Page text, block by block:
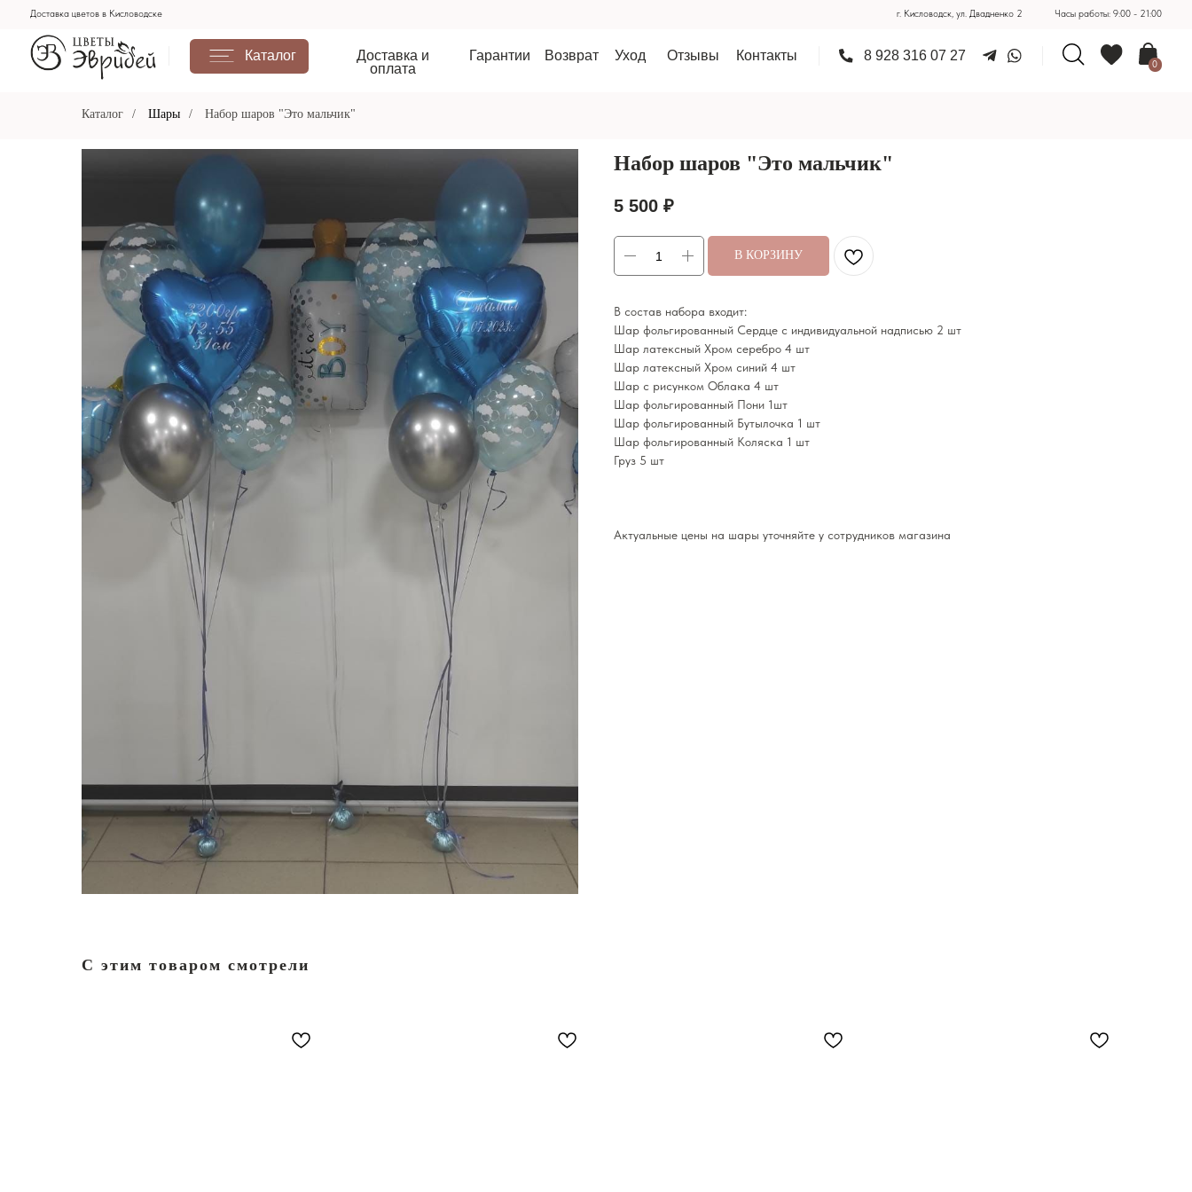
Доставка цветов в Кисловодске
Доставка и
оплата
Гарантии Контакты 8 928 316 07 27
Каталог
г. Кисловодск, ул. Двадненко 2 Часы работы: 9:00 - 21:00
Возврат Уход Отзывы
Каталог / Шары / Набор шаров "Это мальчик"
Набор шаров "Это мальчик"
5 500 ₽
В КОРЗИНУ
В состав набора входит:
Шар фольгированный Сердце с индивидуальной надписью 2 шт
Шар латексный Хром серебро 4 шт
Шар латексный Хром синий 4 шт
Шар с рисунком Облака 4 шт
Шар фольгированный Пони 1шт
Шар фольгированный Бутылочка 1 шт
Шар фольгированный Коляска 1 шт
Груз 5 шт
Актуальные цены на шары уточняйте у сотрудников магазина
С этим товаром смотрели